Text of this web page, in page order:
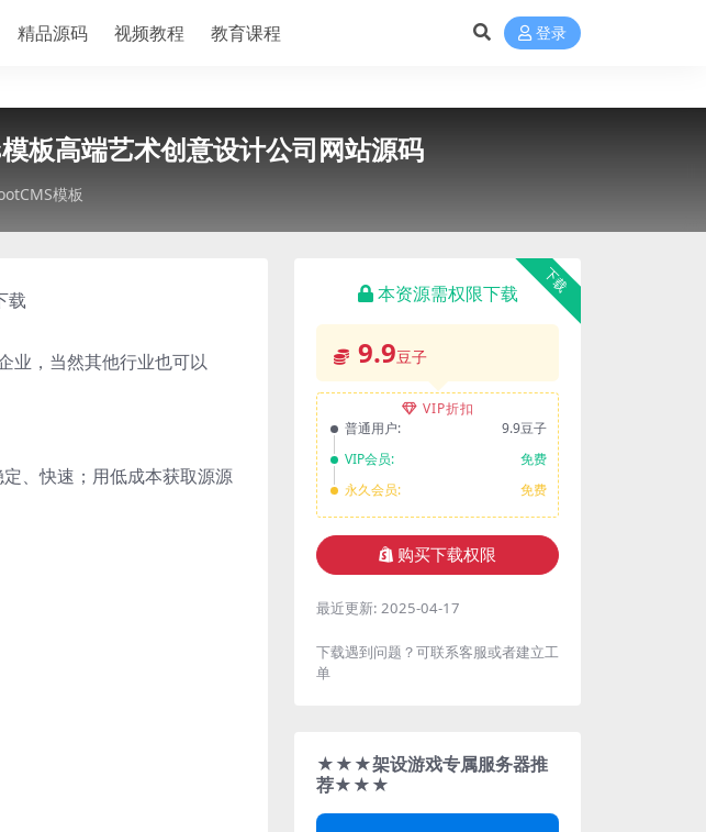
精品源码 视频教程 教育课程 登录
板高端艺术创意设计公司网站源码
模板
载
业，当然其他行业也可以
、快速；用低成本获取源源
下载
本资源需权限下载
9.9豆子
VIP折扣
普通用户:
9.9豆子
VIP会员:
免费
永久会员:
免费
购买下载权限
最近更新: 2025-04-17
下载遇到问题？可联系客服或者建立工
单
★★★架设游戏专属服务器推
荐★★★